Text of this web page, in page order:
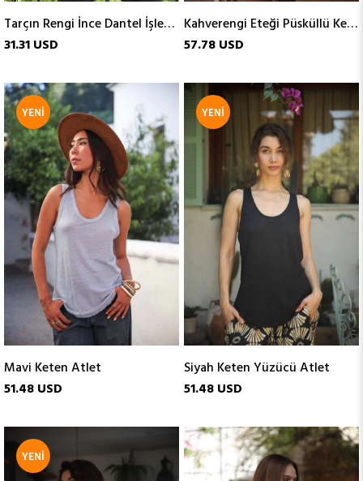
Tarçın Rengi İnce Dantel İşlemeli Atlet
31.31 USD
Kahverengi Eteği Püsküllü Keten Atlet
57.78 USD
Mavi Keten Atlet
51.48 USD
YENI
ÜRÜN
Siyah Keten Yüzücü Atlet
51.48 USD
YENI
ÜRÜN
YENI